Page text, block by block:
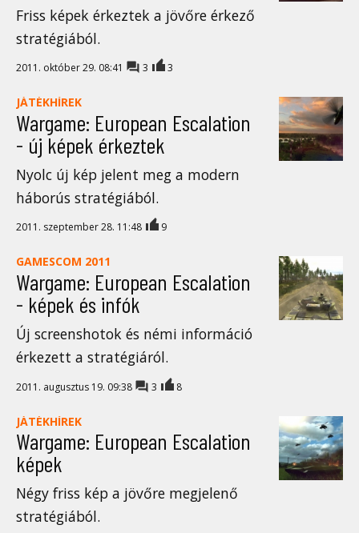
Friss képek érkeztek a jövőre érkező
stratégiából.
2011. október 29. 08:41 3 3
JÁTÉKHÍREK
Wargame: European Escalation
- új képek érkeztek
Nyolc új kép jelent meg a modern
háborús stratégiából.
2011. szeptember 28. 11:48 9
GAMESCOM 2011
Wargame: European Escalation
- képek és infók
Új screenshotok és némi információ
érkezett a stratégiáról.
2011. augusztus 19. 09:38 3 8
JÁTÉKHÍREK
Wargame: European Escalation
képek
Négy friss kép a jövőre megjelenő
stratégiából.